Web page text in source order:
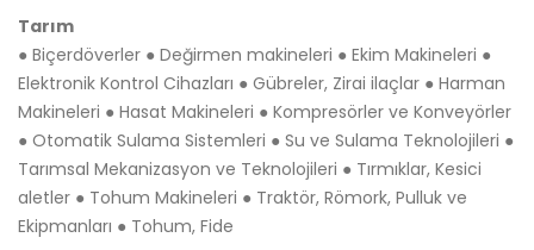
Tarım
● Biçerdöverler ● Değirmen makineleri ● Ekim Makineleri ●
Elektronik Kontrol Cihazları ● Gübreler, Zirai ilaçlar ● Harman
Makineleri ● Hasat Makineleri ● Kompresörler ve Konveyörler
● Otomatik Sulama Sistemleri ● Su ve Sulama Teknolojileri ●
Tarımsal Mekanizasyon ve Teknolojileri ● Tırmıklar, Kesici
aletler ● Tohum Makineleri ● Traktör, Römork, Pulluk ve
Ekipmanları ● Tohum, Fide